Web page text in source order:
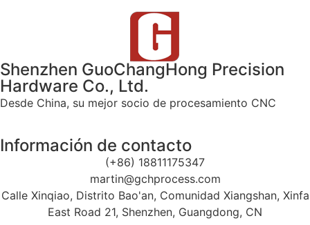
Shenzhen GuoChangHong Precision
Hardware Co., Ltd.
Desde China, su mejor socio de procesamiento CNC
Información de contacto
(+86) 18811175347
martin@gchprocess.com
Calle Xinqiao, Distrito Bao'an, Comunidad Xiangshan, Xinfa
East Road 21, Shenzhen, Guangdong, CN